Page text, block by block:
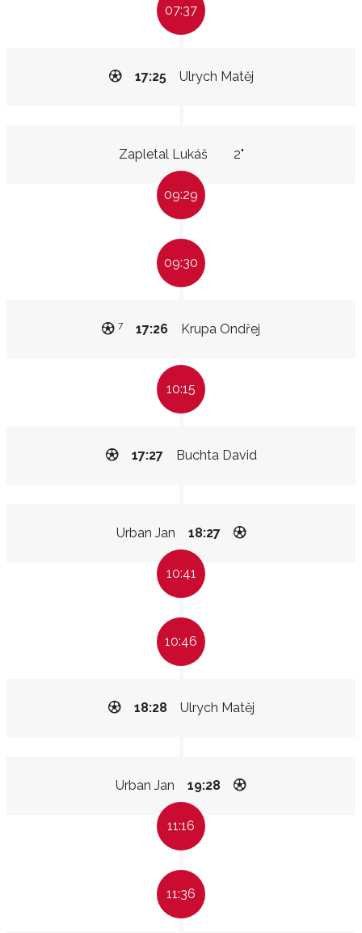
07:37
Ulrych Matěj
17:25
Zapletal Lukáš 2"
09:29
09:30
Krupa Ondřej
17:26
7
10:15
Buchta David
17:27
Urban Jan 18:27
10:41
10:46
Ulrych Matěj
18:28
Urban Jan 19:28
11:16
11:36